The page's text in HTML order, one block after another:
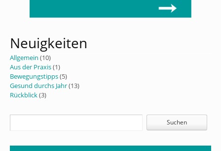
Neuigkeiten
Allgemein (10)
Aus der Praxis(1)
Bewegungstipps(5)
Gesund durchs Jahr(13)
Rückblick(3)